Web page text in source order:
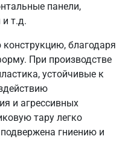
панели,
и т.д.
благодаря
При производстве
устойчивые к
и агрессивных
тару легко
гниению и